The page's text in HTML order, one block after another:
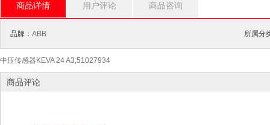
商品详情 用户评论 商品咨询
品牌： ABB 所属分
中压传感器KEVA 24 A3;51027934
商品评论